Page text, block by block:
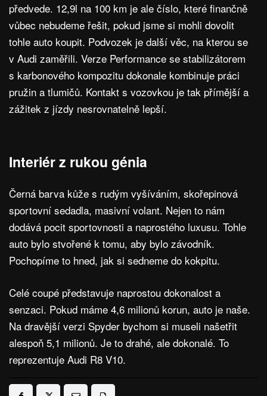
předvede. 12,9l na 100 km je ale číslo, které finančně
vůbec nebudeme řešit, pokud jsme si mohli dovolit
tohle auto koupit. Podvozek je další věc, na kterou se
v Audi zaměřili. Verze Performance se stabilizátorem
s karbonového kompozitu dokonale kombinuje práci
pružin a tlumičů. Kontakt s vozovkou je tak přímější a
zážitek z jízdy nesrovnatelně lepší.
Interiér z rukou génia
Černá barva kůže s rudým vyšíváním, skořepinová
sportovní sedadla, masivní volant. Nejen to nám
dodává pocit sportovnosti a naprostého luxusu. Tohle
auto bylo stvořené k tomu, aby bylo závodník.
Pochopíme to hned, jak si sedneme do kokpitu.
Celé coupé představuje naprostou dokonalost a
senzaci. Pokud máme 4,6 milionů korun, auto je naše.
Na dravější verzi Spyder bychom si museli našetřit
alespoň 5,1 milionů. Je to drahé, ale dokonalé. To
reprezentuje Audi R8 V10.